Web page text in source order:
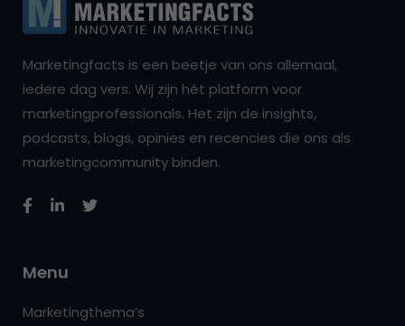
Marketingfacts is een beetje van ons allemaal,
iedere dag vers. Wij zijn hét platform voor
marketingprofessionals. Het zijn de insights,
podcasts, blogs, opinies en recencies die ons als
marketingcommunity binden.
Menu
Marketingthema’s